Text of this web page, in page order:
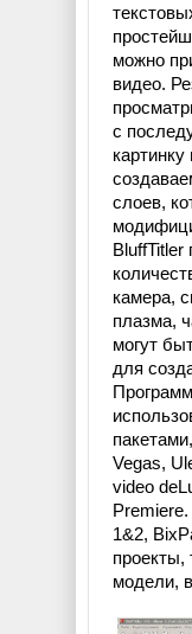
можно
видео.
с
слоев,
камера,
плазма,
могут
для
Vegas,
video
1&2,
модели,